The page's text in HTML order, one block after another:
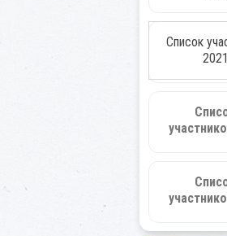
Список
2021